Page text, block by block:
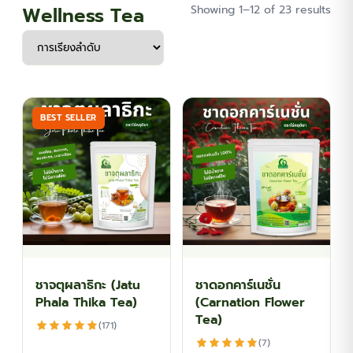
Wellness Tea Showing 1–12 of 23 results
BEST SELLER
ชาจตุผลาธิกะ (Jatu
Phala Thika Tea)
(171)
ชาดอกคาร์เนชั่น
(Carnation Flower
Tea)
(7)